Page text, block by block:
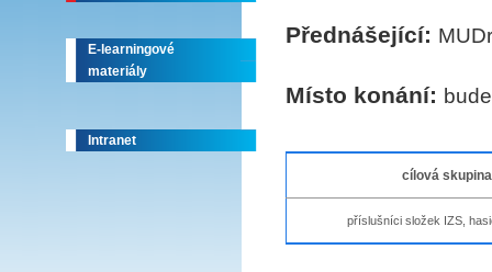
E-learningové
materiály
Intranet
Přednášející:
Místo konání:
cílová skupina
příslušníci složek IZS,